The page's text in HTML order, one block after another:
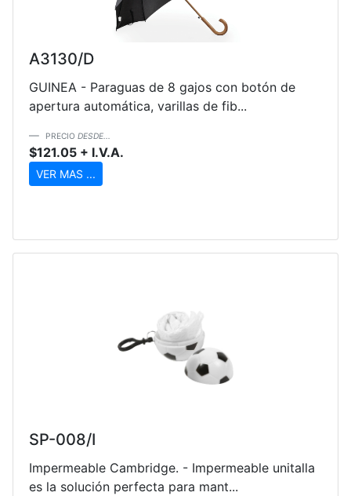
A3130/D
GUINEA - Paraguas de 8 gajos con botón de
apertura automática, varillas de fib...
PRECIO DESDE...
$121.05 + I.V.A.
VER MAS ...
SP-008/I
Impermeable Cambridge. - Impermeable unitalla
es la solución perfecta para mant...